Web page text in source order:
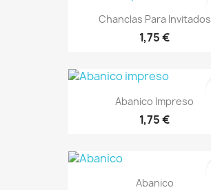
Chanclas Para Invitados
1,75 €
Abanico Impreso
1,75 €
Abanico